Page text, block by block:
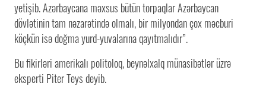
yetişib. Azərbaycana məxsus bütün torpaqlar Azərbaycan
dövlətinin tam nəzarətində olmalı, bir milyondan çox məcburi
köçkün isə doğma yurd-yuvalarına qayıtmalıdır”.
Bu fikirləri amerikalı politoloq, beynəlxalq münasibətlər üzrə
eksperti Piter Teys deyib.